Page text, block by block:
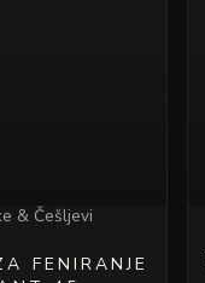
& Češljevi
FENIRANJE